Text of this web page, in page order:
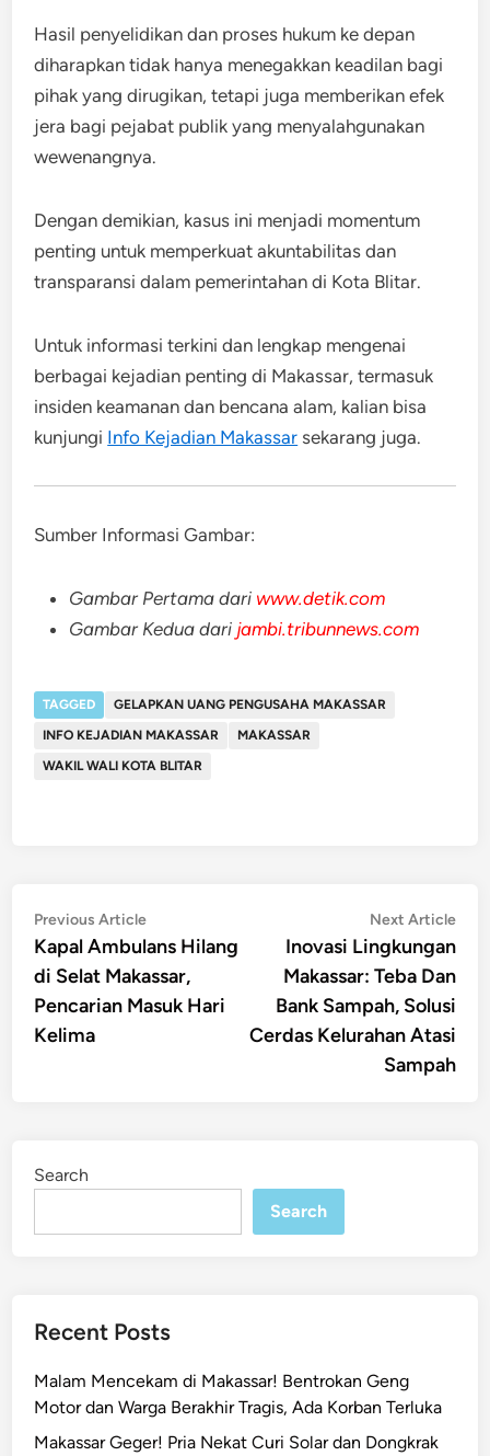
Hasil penyelidikan dan proses hukum ke depan
diharapkan tidak hanya menegakkan keadilan bagi
pihak yang dirugikan, tetapi juga memberikan efek
jera bagi pejabat publik yang menyalahgunakan
wewenangnya.
Dengan demikian, kasus ini menjadi momentum
penting untuk memperkuat akuntabilitas dan
transparansi dalam pemerintahan di Kota Blitar.
Untuk informasi terkini dan lengkap mengenai
berbagai kejadian penting di Makassar, termasuk
insiden keamanan dan bencana alam, kalian bisa
kunjungi Info Kejadian Makassar sekarang juga.
Sumber Informasi Gambar:
Gambar Pertama dari www.detik.com
Gambar Kedua dari jambi.tribunnews.com
TAGGED
GELAPKAN UANG PENGUSAHA MAKASSAR
INFO KEJADIAN MAKASSAR
MAKASSAR
WAKIL WALI KOTA BLITAR
Post
navigation
Previous ArticlePrevious
article:
Kapal Ambulans Hilang
di Selat Makassar,
Pencarian Masuk Hari
Kelima
Next Article
Inovasi Lingkungan
Makassar: Teba Dan
Bank Sampah, Solusi
Cerdas Kelurahan Atasi
Sampah
Search
Search
Recent Posts
Malam Mencekam di Makassar! Bentrokan Geng
Motor dan Warga Berakhir Tragis, Ada Korban Terluka
Makassar Geger! Pria Nekat Curi Solar dan Dongkrak